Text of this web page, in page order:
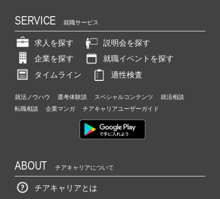
SERVICE 就職サービス
求人を探す
説明会を探す
企業を探す
就職イベントを探す
タイムライン
適性検査
就活ノウハウ 選考体験談 スペシャルコンテンツ
就活相談
転職相談
企業マンガ チアキャリアユーザーガイド
ABOUT チアキャリアについて
チアキャリアとは